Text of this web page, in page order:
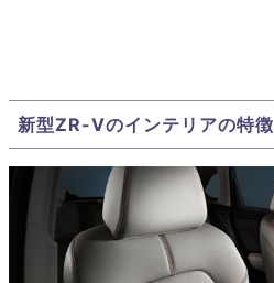
新型ZR-Vのインテリアの特徴